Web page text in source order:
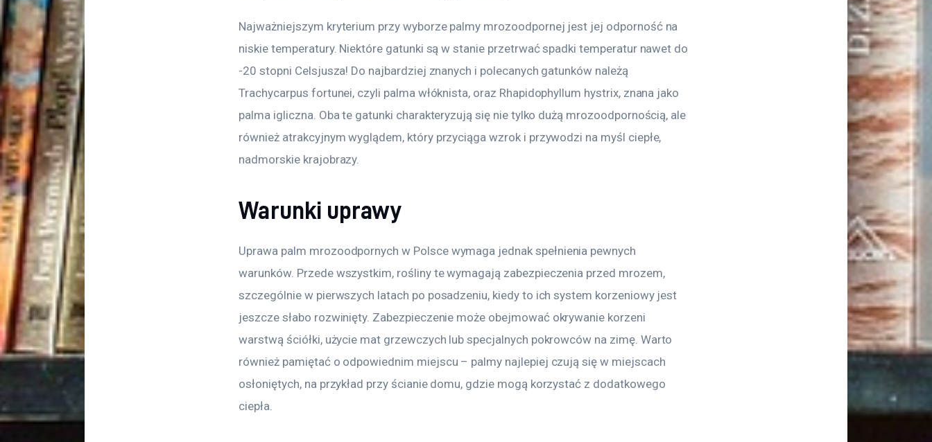
Najważniejszym kryterium przy wyborze palmy mrozoodpornej jest jej odporność na
niskie temperatury. Niektóre gatunki są w stanie przetrwać spadki temperatur nawet do
-20 stopni Celsjusza! Do najbardziej znanych i polecanych gatunków należą
Trachycarpus fortunei, czyli palma włóknista, oraz Rhapidophyllum hystrix, znana jako
palma igliczna. Oba te gatunki charakteryzują się nie tylko dużą mrozoodpornością, ale
również atrakcyjnym wyglądem, który przyciąga wzrok i przywodzi na myśl ciepłe,
nadmorskie krajobrazy.
Warunki uprawy
Uprawa palm mrozoodpornych w Polsce wymaga jednak spełnienia pewnych
warunków. Przede wszystkim, rośliny te wymagają zabezpieczenia przed mrozem,
szczególnie w pierwszych latach po posadzeniu, kiedy to ich system korzeniowy jest
jeszcze słabo rozwinięty. Zabezpieczenie może obejmować okrywanie korzeni
warstwą ściółki, użycie mat grzewczych lub specjalnych pokrowców na zimę. Warto
również pamiętać o odpowiednim miejscu – palmy najlepiej czują się w miejscach
osłoniętych, na przykład przy ścianie domu, gdzie mogą korzystać z dodatkowego
ciepła.